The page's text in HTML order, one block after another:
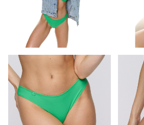
STRING
LUG
Qulotte